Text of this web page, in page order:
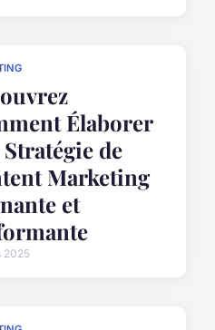
Élaborer
de
Marketing
et
2025